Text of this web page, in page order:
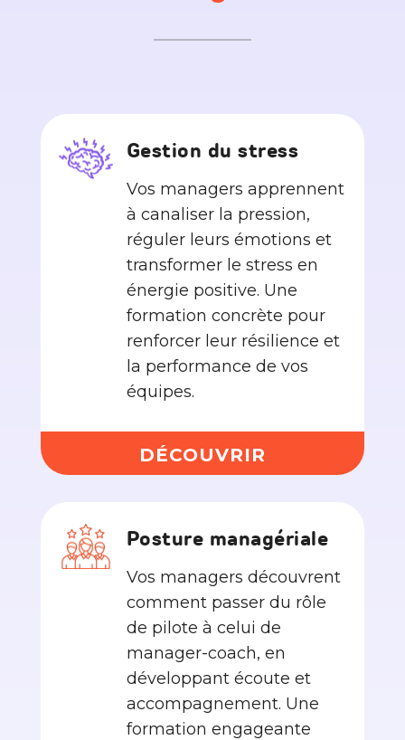
Gestion du stress
Vos managers apprennent
à canaliser la pression,
réguler leurs émotions et
transformer le stress en
énergie positive. Une
formation concrète pour
renforcer leur résilience et
la performance de vos
équipes.
DÉCOUVRIR
Posture managériale
Vos managers découvrent
comment passer du rôle
de pilote à celui de
manager-coach, en
développant écoute et
accompagnement. Une
formation engageante